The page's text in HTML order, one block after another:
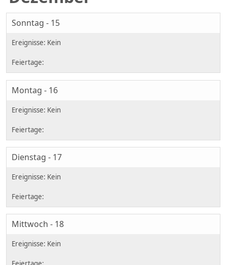
Sonntag - 15
Montag - 16
Dienstag - 17
Mittwoch - 18